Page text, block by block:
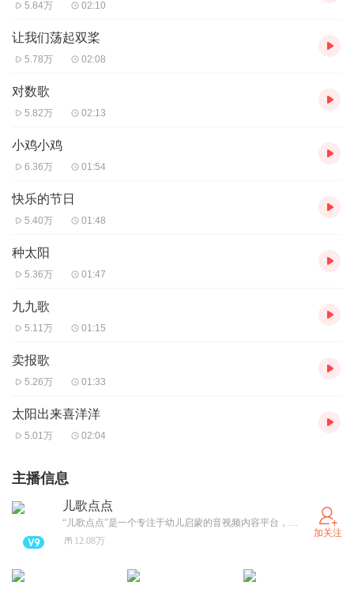
5.84万 02:10
让我们荡起双桨
5.78万 02:08
对数歌
5.82万 02:13
小鸡小鸡
6.36万 01:54
快乐的节日
5.40万 01:48
种太阳
5.36万 01:47
九九歌
5.11万 01:15
卖报歌
5.26万 01:33
太阳出来喜洋洋
5.01万 02:04
主播信息
儿歌点点
“儿歌点点”是一个专注于幼儿启蒙的音视频内容平台，拥有海量正版音视频内容库，涵盖语言、科学、艺术、健康、社会等多 个领域，陪伴幼儿智趣成长。
12.08万
加关注